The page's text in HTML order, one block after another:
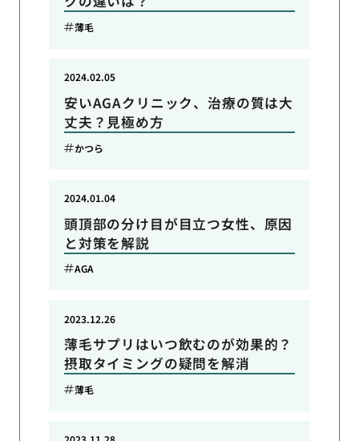
薄毛
安いAGAクリニック、治療の質は大
丈夫？見極め方
2024.02.05
かつら
頭頂部の分け目が目立つ女性、原因
と対策を解説
2024.01.04
AGA
薄毛サプリはいつ飲むのが効果的？
摂取タイミングの疑問を解消
2023.12.26
薄毛